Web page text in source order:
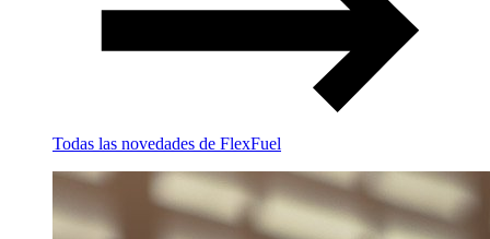
Todas las novedades de FlexFuel